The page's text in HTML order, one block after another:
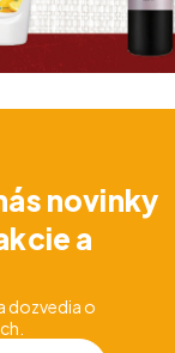
novinky
a
dozvedia o